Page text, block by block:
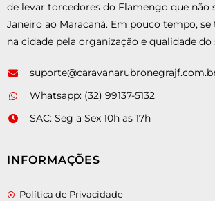
de levar torcedores do Flamengo que não
Janeiro ao Maracanã. Em pouco tempo,
na cidade pela organização e qualidade do
Whatsapp: (32) 99137-5132
SAC: Seg a Sex 10h as 17h
INFORMAÇÕES
Política de Privacidade